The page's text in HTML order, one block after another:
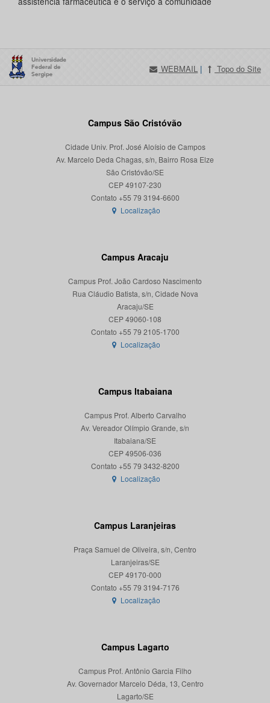
WEBMAIL | Topo do Site
Campus São Cristóvão
Cidade Univ. Prof. José Aloísio de Campos
Av. Marcelo Deda Chagas, s/n, Bairro Rosa Elze
São Cristóvão/SE
CEP 49107-230
Localização
Campus Aracaju
Campus Prof. João Cardoso Nascimento
Rua Cláudio Batista, s/n, Cidade Nova
Aracaju/SE
CEP 49060-108
Localização
Campus Itabaiana
Campus Prof. Alberto Carvalho
Av. Vereador Olímpio Grande, s/n
Itabaiana/SE
CEP 49506-036
Localização
Campus Laranjeiras
Praça Samuel de Oliveira, s/n, Centro
Laranjeiras/SE
CEP 49170-000
Localização
Campus Lagarto
Campus Prof. Antônio Garcia Filho
Av. Governador Marcelo Déda, 13, Centro
Lagarto/SE